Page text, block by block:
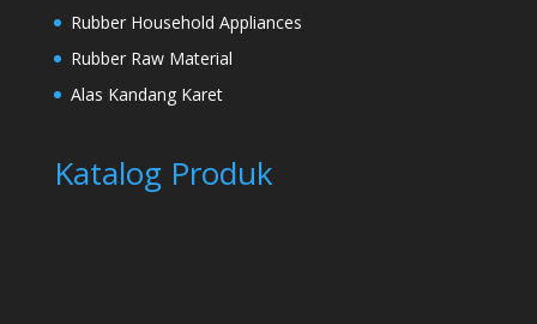
Rubber Household Appliances
Rubber Raw Material
Alas Kandang Karet
Katalog Produk